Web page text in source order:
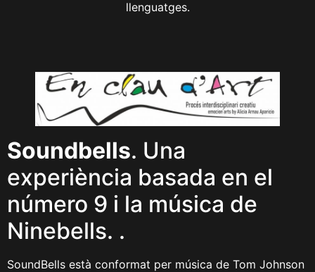
llenguatges.
Soundbells. Una
experiència basada en el
número 9 i la música de
Ninebells. .
SoundBells està conformat per música de Tom Johnson